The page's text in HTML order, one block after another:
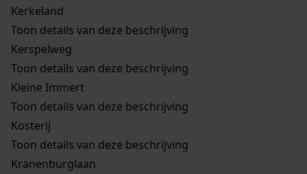
Kerkeland
Toon details van deze beschrijving
Kerspelweg
Toon details van deze beschrijving
Kleine Immert
Toon details van deze beschrijving
Kosterij
Toon details van deze beschrijving
Kranenburglaan